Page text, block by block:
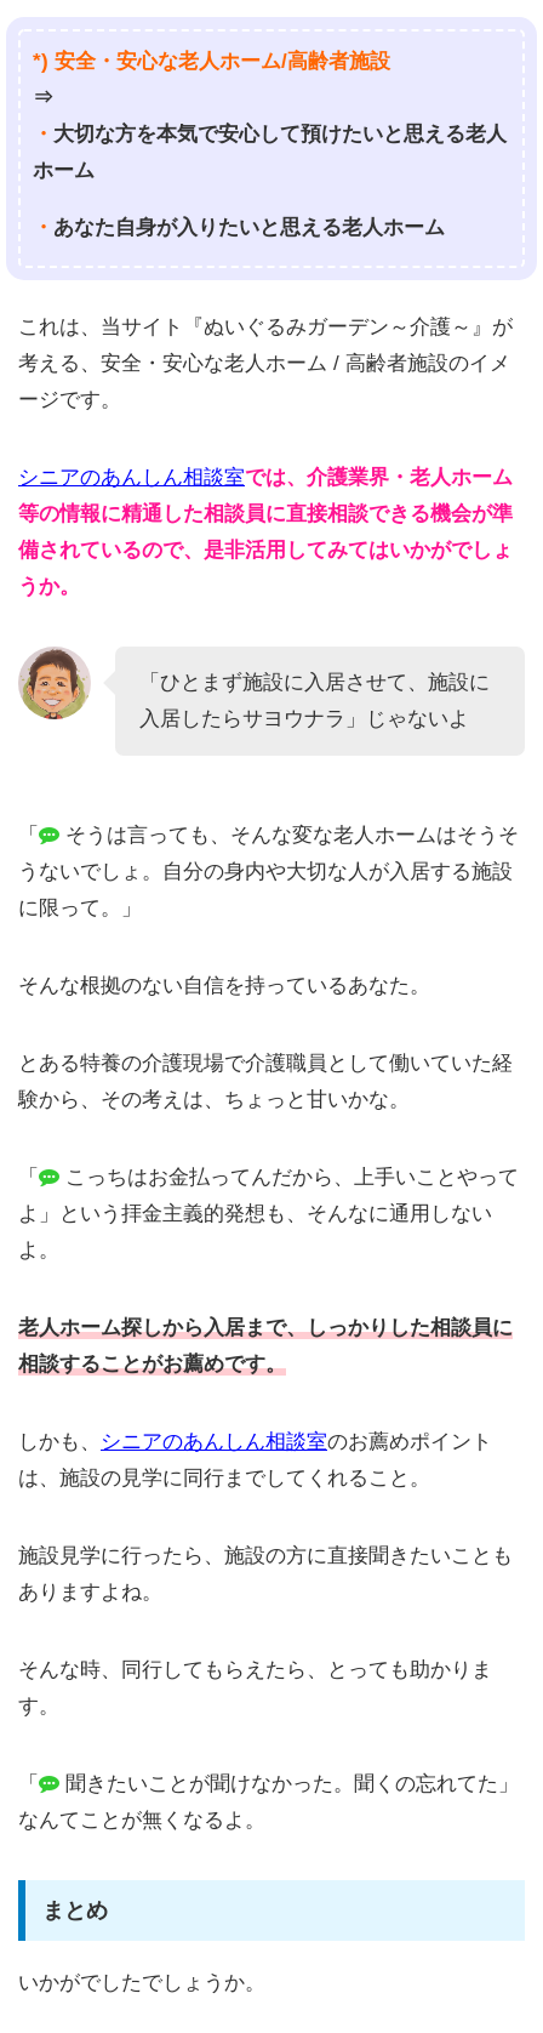
*) 安全・安心な老人ホーム/高齢者施設
⇒
・ 大切な方を本気で安心して預けたいと思える老人
ホーム
・ あなた自身が入りたいと思える老人ホーム
これは、当サイト『ぬいぐるみガーデン～介護～』が
考える、安全・安心な老人ホーム / 高齢者施設のイメ
ージです。
シニアのあんしん相談室では、介護業界・老人ホーム
等の情報に精通した相談員に直接相談できる機会が準
備されているので、是非活用してみてはいかがでしょ
うか。
「ひとまず施設に入居させて、施設に
入居したらサヨウナラ」じゃないよ
「
そうは言っても、そんな変な老人ホームはそうそ
うないでしょ。自分の身内や大切な人が入居する施設
に限って。」
そんな根拠のない自信を持っているあなた。
とある特養の介護現場で介護職員として働いていた経
験から、その考えは、ちょっと甘いかな。
「
こっちはお金払ってんだから、上手いことやって
よ」という拝金主義的発想も、そんなに通用しない
よ。
老人ホーム探しから入居まで、しっかりした相談員に
相談することがお薦めです。
しかも、 シニアのあんしん相談室のお薦めポイント
は、施設の見学に同行までしてくれること。
施設見学に行ったら、施設の方に直接聞きたいことも
ありますよね。
そんな時、同行してもらえたら、とっても助かりま
す。
「
聞きたいことが聞けなかった。聞くの忘れてた」
なんてことが無くなるよ。
まとめ
いかがでしたでしょうか。